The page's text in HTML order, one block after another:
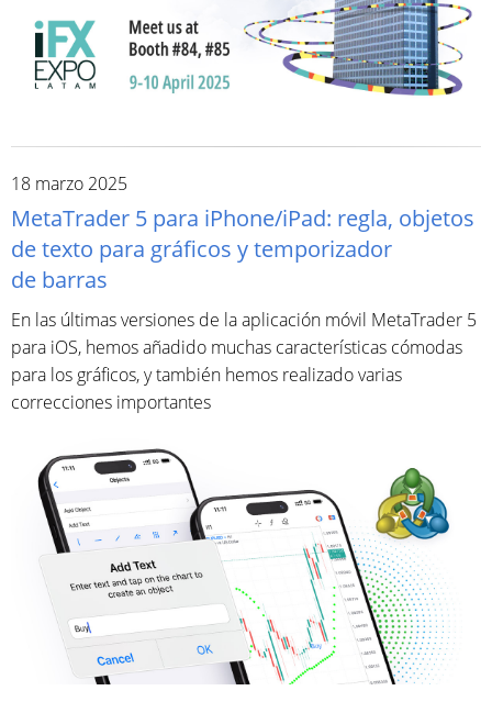
18 marzo 2025
MetaTrader 5 para iPhone/iPad: regla, objetos
de texto para gráficos y temporizador
de barras
En las últimas versiones de la aplicación móvil MetaTrader 5
para iOS, hemos añadido muchas características cómodas
para los gráficos, y también hemos realizado varias
correcciones importantes